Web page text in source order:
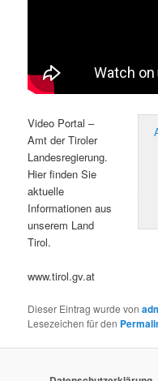
Video Portal –
Amt der Tiroler
Landesregierung.
Hier finden Sie
aktuelle
Informationen aus
unserem Land
Tirol.
www.tirol.gv.at
Dieser Eintrag wurde von
Lesezeichen für den